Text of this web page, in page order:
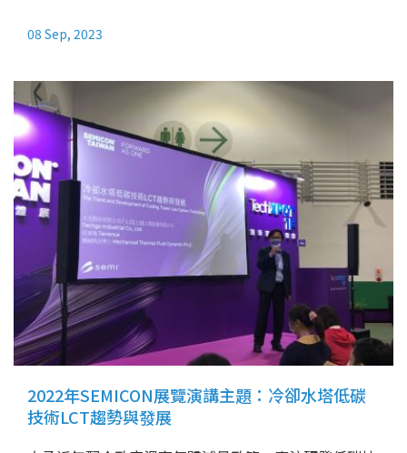
08 Sep, 2023
2022年SEMICON展覽演講主題：冷卻水塔低碳
技術LCT趨勢與發展